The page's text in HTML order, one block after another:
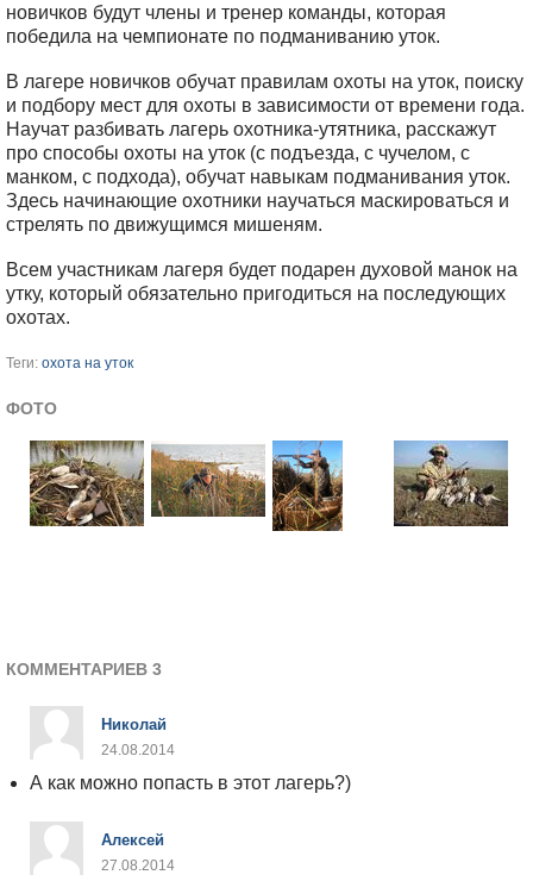
новичков будут члены и тренер команды, которая
победила на чемпионате по подманиванию уток.
В лагере новичков обучат правилам охоты на уток, поиску
и подбору мест для охоты в зависимости от времени года.
Научат разбивать лагерь охотника-утятника, расскажут
про способы охоты на уток (с подъезда, с чучелом, с
манком, с подхода), обучат навыкам подманивания уток.
Здесь начинающие охотники научаться маскироваться и
стрелять по движущимся мишеням.
Всем участникам лагеря будет подарен духовой манок на
утку, который обязательно пригодиться на последующих
охотах.
Теги: охота на уток
ФОТО
КОММЕНТАРИЕВ 3
Николай
24.08.2014
А как можно попасть в этот лагерь?)
Алексей
27.08.2014